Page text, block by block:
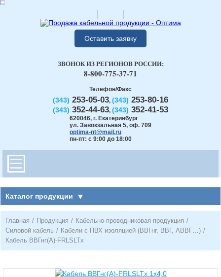
Оставить заявку
Телефон/Факс
(343) 253-05-03, (343) 253-80-16
(343) 352-44-63, (343) 352-41-53
620046, г. Екатеринбург
ул. Завокзальная 5, оф. 709
optima-nt@mail.ru
пн-пт: с 9:00 до 18:00
ЗВОНОК ИЗ РЕГИОНОВ РОССИИ:
8-800-775-37-71
Каталог продукции
Главная / Продукция / Кабельно-проводниковая продукция /
Силовой кабель / Кабели с ПВХ изоляцией (ВВГнг, ВВГ, АВВГ…) /
Кабель ВВГнг(А)-FRLSLTx